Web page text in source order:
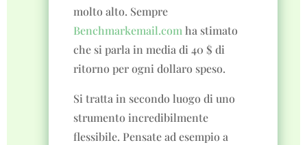
molto alto. Sempre
Benchmarkemail.com ha stimato
che si parla in media di 40 $ di
ritorno per ogni dollaro speso.
Si tratta in secondo luogo di uno
strumento incredibilmente
flessibile. Pensate ad esempio a